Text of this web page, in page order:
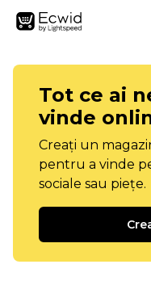
Tot ce ai
vinde
Creați un
pentru a vinde
sociale sau piețe.